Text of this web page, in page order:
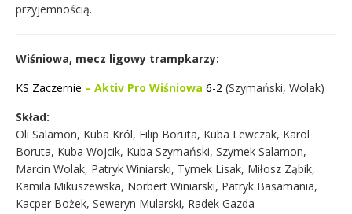
przyjemnością.
Wiśniowa, mecz ligowy trampkarzy:
KS Zaczernie – Aktiv Pro Wiśniowa 6-2 (Szymański, Wolak)
Skład:
Oli Salamon, Kuba Król, Filip Boruta, Kuba Lewczak, Karol
Boruta, Kuba Wojcik, Kuba Szymański, Szymek Salamon,
Marcin Wolak, Patryk Winiarski, Tymek Lisak, Miłosz Ząbik,
Kamila Mikuszewska, Norbert Winiarski, Patryk Basamania,
Kacper Bożek, Seweryn Mularski, Radek Gazda